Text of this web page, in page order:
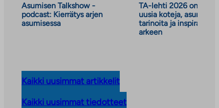
Asumisen Talkshow -
podcast: Kierrätys arjen
asumisessa
TA-lehti 2026 on
uusia koteja, asumisen
tarinoita ja
arkeen
Kaikki uusimmat artikkelit
Kaikki uusimmat tiedotteet